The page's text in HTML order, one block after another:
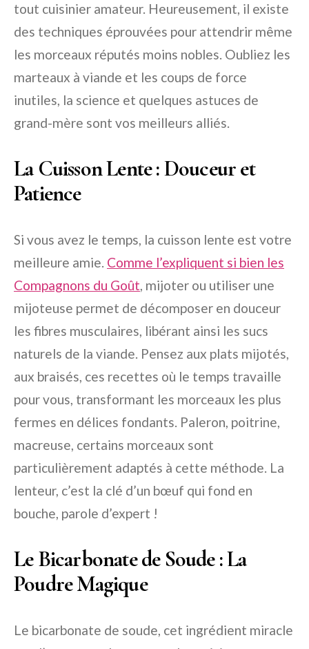
tout cuisinier amateur. Heureusement, il existe
des techniques éprouvées pour attendrir même
les morceaux réputés moins nobles. Oubliez les
marteaux à viande et les coups de force
inutiles, la science et quelques astuces de
grand-mère sont vos meilleurs alliés.
La Cuisson Lente : Douceur et
Patience
Si vous avez le temps, la cuisson lente est votre
meilleure amie. Comme l’expliquent si bien les
Compagnons du Goût, mijoter ou utiliser une
mijoteuse permet de décomposer en douceur
les fibres musculaires, libérant ainsi les sucs
naturels de la viande. Pensez aux plats mijotés,
aux braisés, ces recettes où le temps travaille
pour vous, transformant les morceaux les plus
fermes en délices fondants. Paleron, poitrine,
macreuse, certains morceaux sont
particulièrement adaptés à cette méthode. La
lenteur, c’est la clé d’un bœuf qui fond en
bouche, parole d’expert !
Le Bicarbonate de Soude : La
Poudre Magique
Le bicarbonate de soude, cet ingrédient miracle